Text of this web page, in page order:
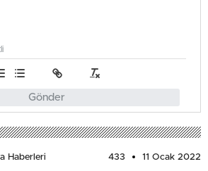
Gönder
Haberleri 433 11 Ocak 2022